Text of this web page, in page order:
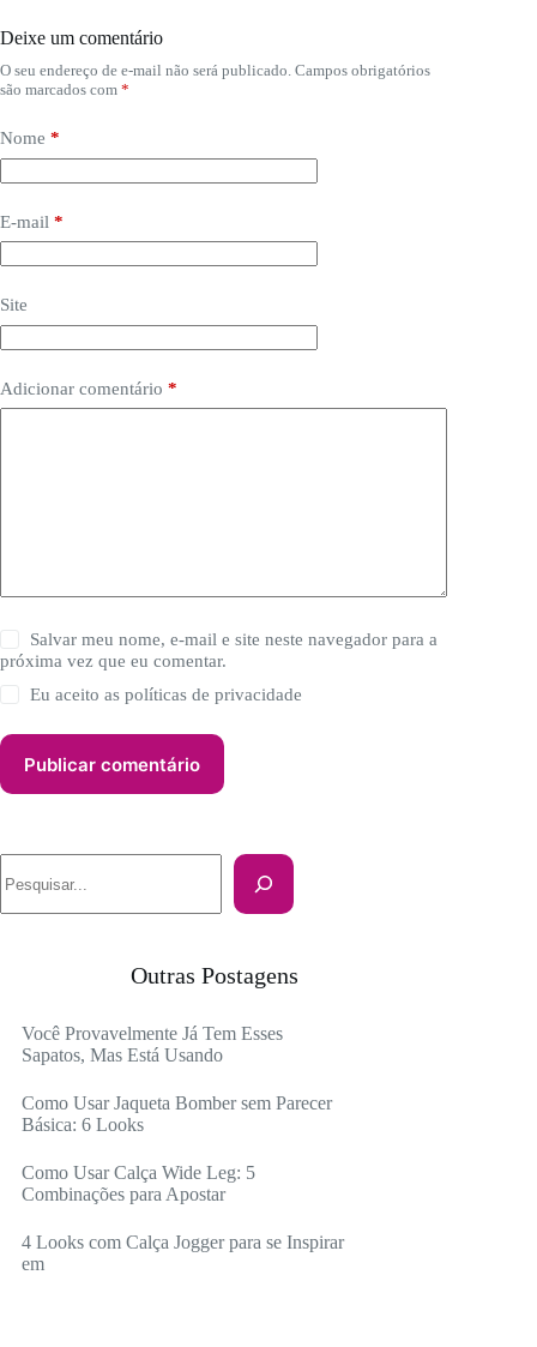
Deixe um comentário
O seu endereço de e-mail não será publicado. Campos obrigatórios
são marcados com *
Nome *
E-mail *
Site
Adicionar comentário *
Salvar meu nome, e-mail e site neste navegador para a
próxima vez que eu comentar.
Eu aceito aspolíticas de privacidade
Publicar comentário
Outras Postagens
Você Provavelmente Já Tem Esses
Sapatos, Mas Está Usando
Como Usar Jaqueta Bomber sem Parecer
Básica: 6 Looks
Como Usar Calça Wide Leg: 5
Combinações para Apostar
4 Looks com Calça Jogger para se Inspirar
em